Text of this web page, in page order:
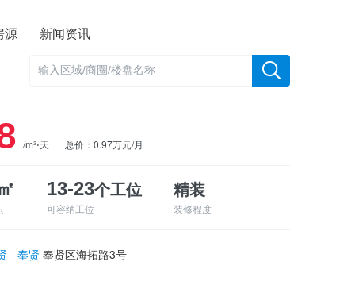
源 新闻资讯
/m²⋅天 总价：0.97万元/月
13-23个工位
可容纳工位
精装
装修程度
- 奉贤 奉贤区海拓路3号